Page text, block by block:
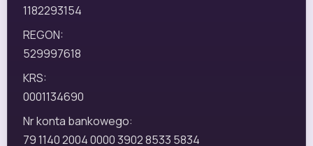
1182293154
REGON:
529997618
KRS:
0001134690
Nr konta bankowego:
79 1140 2004 0000 3902 8533 5834